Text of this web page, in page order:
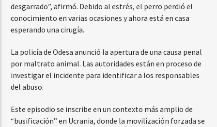
desgarrado”, afirmó. Debido al estrés, el perro perdió el
conocimiento en varias ocasiones y ahora está en casa
esperando una cirugía.
La policía de Odesa anunció la apertura de una causa penal
por maltrato animal. Las autoridades están en proceso de
investigar el incidente para identificar a los responsables
del abuso.
Este episodio se inscribe en un contexto más amplio de
“busificación” en Ucrania, donde la movilización forzada se